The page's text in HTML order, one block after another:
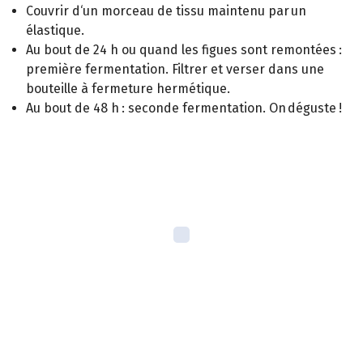
Couvrir d‘un morceau de tissu maintenu par un
élastique.
Au bout de 24 h ou quand les figues sont remontées :
première fermentation. Filtrer et verser dans une
bouteille à fermeture hermétique.
Au bout de 48 h : seconde fermentation. On déguste !